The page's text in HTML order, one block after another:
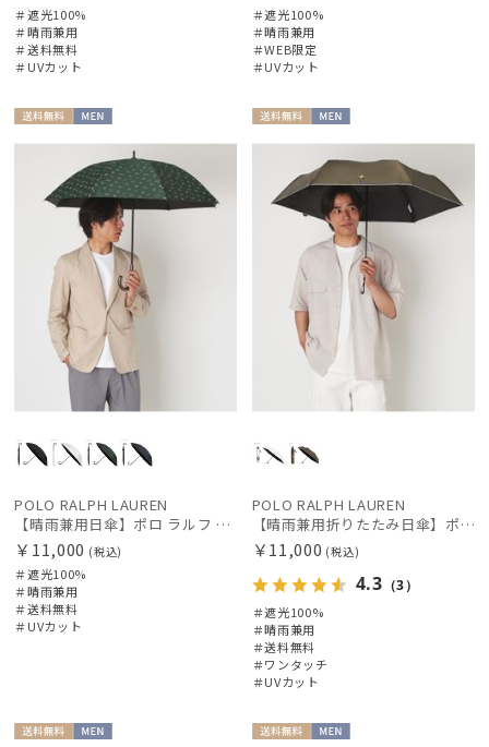
HANWAY
ハンウェイギフト
HELEN KAMINSKI
ヘレンカミンスキー
HIROKO KOSHINO
ヒロコ コシノ
LANVIN COLLECTION
ランバン コレクション
LANVIN en Bleu
ランバン オン ブルー
MACKINTOSH PHILOSOPHY
マッキントッシュ フィロソフィー
MAGICAL TECH
マジカルテック
masu
ミラ・ショーン
＃遮光100%
＃晴雨兼用
＃送料無料
＃UVカット
＃遮光100%
＃晴雨兼用
＃WEB限定
＃UVカット
POLO RALPH LAUREN
【晴雨兼用日傘】ポロ ラルフ ローレン (POLO RALPH LAUREN) 馬具 遮光100% UVメンズ日傘
￥11,000 (税込)
＃遮光100%
＃晴雨兼用
＃送料無料
＃UVカット
POLO RALPH LAUREN
【晴雨兼用折りたたみ日傘】ポロ ラルフ ローレン (POLO RALPH LAUREN) ポロベア 遮光100% UVメンズ日傘 自動開閉
￥11,000 (税込)
4.3 （3）
＃遮光100%
＃晴雨兼用
＃送料無料
＃ワンタッチ
＃UVカット